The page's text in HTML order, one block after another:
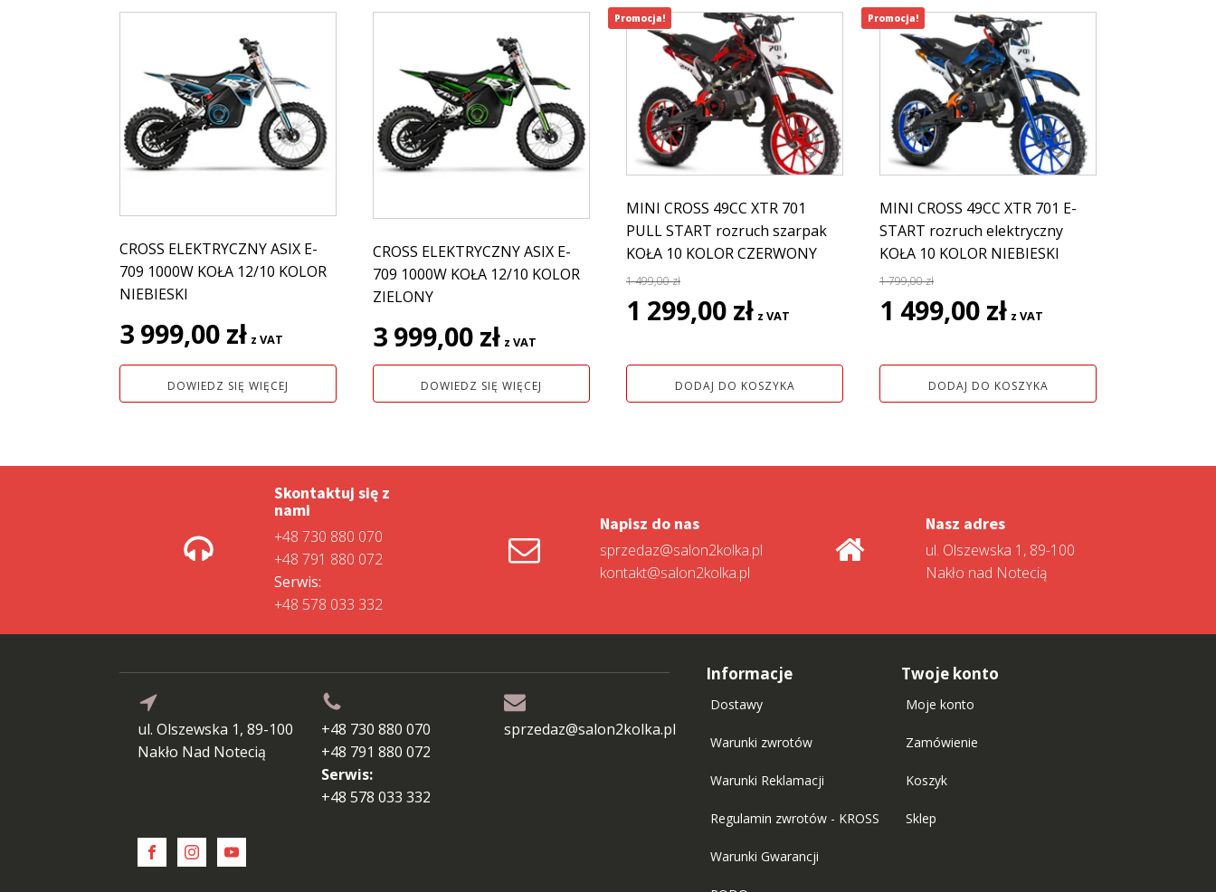
CROSS ELEKTRYCZNY ASIX E-
709 1000W KOŁA 12/10 KOLOR
NIEBIESKI
3 999,00 zł z VAT
DOWIEDZ SIĘ WIĘCEJ
CROSS ELEKTRYCZNY ASIX E-
709 1000W KOŁA 12/10 KOLOR
ZIELONY
3 999,00 zł z VAT
DOWIEDZ SIĘ WIĘCEJ
MINI CROSS 49CC XTR 701
PULL START rozruch szarpak
KOŁA 10 KOLOR CZERWONY
1 499,00zł
Pierwotna
cena
1
499,00 zł.
1 299,00 zł cena
1
299,00 zł.
z VAT
DODAJ DO KOSZYKA
Promocja!
MINI CROSS 49CC XTR 701 E-
START rozruch elektryczny
KOŁA 10 KOLOR NIEBIESKI
1 799,00zł
Pierwotna
cena
1
799,00 zł.
1 499,00 zł cena
1
499,00 zł.
z VAT
DODAJ DO KOSZYKA
Promocja!
Skontaktuj się z
nami
+48 730 880 070
+48 791 880 072
Serwis:
+48 578 033 332
Napisz do nas
sprzedaz@salon2kolka.pl
kontakt@salon2kolka.pl
Nasz adres
ul. Olszewska 1, 89-100
Nakło nad Notecią
ul. Olszewska 1, 89-100
Nakło Nad Notecią
+48 730 880 070
+48 791 880 072
Serwis:
+48 578 033 332
sprzedaz@salon2kolka.pl
Informacje
Dostawy
Warunki zwrotów
Warunki Reklamacji
Regulamin zwrotów - KROSS
Warunki Gwarancji
Twoje konto
Moje konto
Zamówienie
Koszyk
Sklep